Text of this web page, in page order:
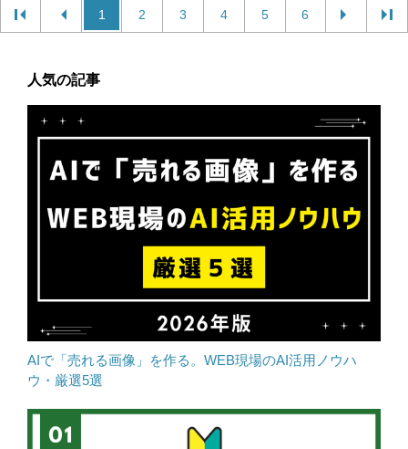
1 2 3 4 5 6
人気の記事
AIで「売れる画像」を作る。WEB現場のAI活用ノウハ
ウ・厳選5選